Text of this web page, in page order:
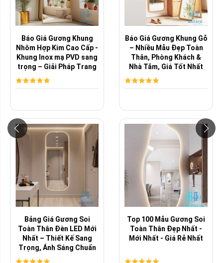
Báo Giá Gương Khung
Nhôm Hợp Kim Cao Cấp -
Khung Inox mạ PVD sang
trọng – Giải Pháp Trang
Bảng Giá Gương Soi
Toàn Thân Đèn LED Mới
Nhất – Thiết Kế Sang
Trọng, Ánh Sáng Chuẩn
Studio, Giá ...
Báo Giá Gương Khung Gỗ
– Nhiều Mẫu Đẹp Toàn
Thân, Phòng Khách &
Nhà Tắm, Giá Tốt Nhất
Thị Trường
Top 100 Mẫu Gương Soi
Toàn Thân Đẹp Nhất -
Mới Nhất - Giá Rẻ Nhất